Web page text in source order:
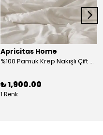
Apricitas Home
%100 Pamuk Krep Nakışlı Çift Kişilik Nevresim Takımı
₺ 1,900.00
1 Renk